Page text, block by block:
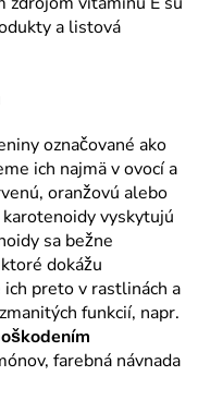
a listová
označované ako
ich najmä v ovocí a
oranžovú alebo
vyskytujú
sa bežne
dokážu
preto v rastlinách a
funkcií, napr.
farebná návnada